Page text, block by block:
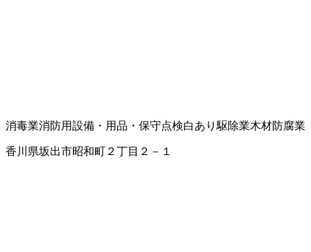
消毒業消防用設備・用品・保守点検白あり駆除業木材防腐業
香川県坂出市昭和町２丁目２－１